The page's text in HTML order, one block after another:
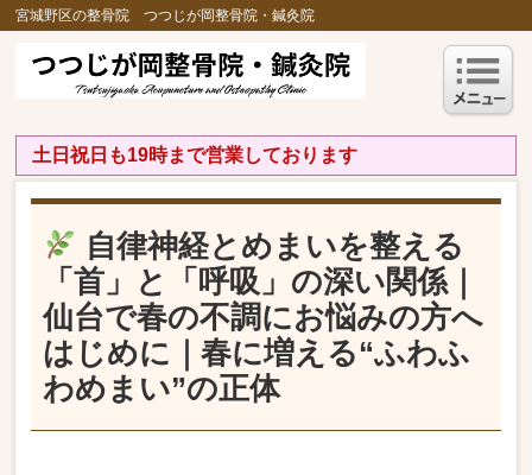
宮城野区の整骨院 つつじが岡整骨院・鍼灸院
土日祝日も19時まで営業しております
自律神経とめまいを整える
「首」と「呼吸」の深い関係｜
仙台で春の不調にお悩みの方へ
はじめに｜春に増える“ふわふ
わめまい”の正体